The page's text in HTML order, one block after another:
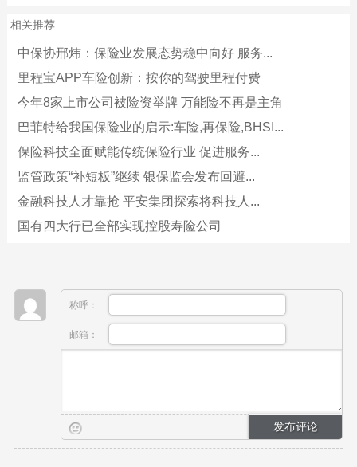
相关推荐
中保协邢炜：保险业发展态势稳中向好 服务...
里程宝APP车险创新：按你的驾驶里程付费
今年8家上市公司被险资举牌 万能险不再是主角
巴菲特给我国保险业的启示:车险,再保险,BHSI...
保险科技全面赋能传统保险行业 促进服务...
监管政策“补短板”继续 银保监会发布回避...
金融科技人才靠抢 平安集团探索将科技人...
国有四大行已全部实现控股寿险公司
称呼：
邮箱：